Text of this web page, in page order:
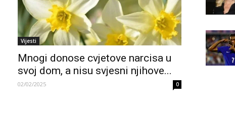
Vijesti
Mnogi donose cvjetove narcisa u
svoj dom, a nisu svjesni njihove...
02/02/2025 0